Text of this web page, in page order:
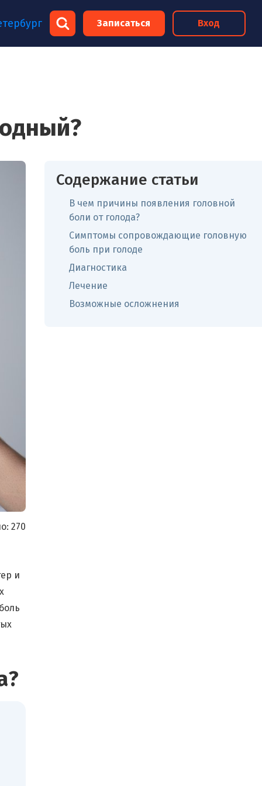
Записаться Вход
270
и
Содержание статьи
В чем причины появления головной
боли от голода?
Симптомы сопровождающие головную
боль при голоде
Диагностика
Лечение
Возможные осложнения
×